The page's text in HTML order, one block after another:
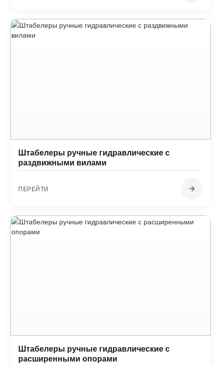
Штабелеры ручные гидравлические с
раздвижными вилами
ПЕРЕЙТИ
Штабелеры ручные гидравлические с
расширенными опорами